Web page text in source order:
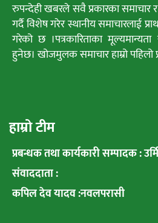
रुपन्देही खबरले सवै प्रकारका समाचार
गर्दै विशेष गरेर स्थानीय समाचारलाई
गरेको छ ।पत्रकारिताका मूल्यमान्यता
हुनेछ। खोजमुलक समाचार हाम्रो पहिलो
हाम्रो टीम
प्रबन्धक तथा कार्यकारी सम्पादक :
संवाददाता :
कपिल देव यादव :नवलपरासी